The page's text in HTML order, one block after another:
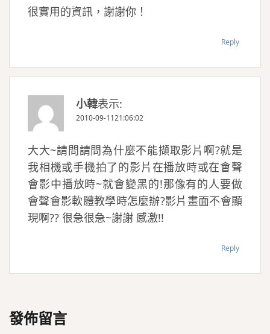
很實用的資訊，謝謝你！
Reply
小韓表示:
2010-09-1121:06:02
大大~請問請問為什麼不能擷取影片啊?就是
我相機或手機拍了的影片在播放時或在會聲
會影中播放時~就會變黑的!那像有的人要做
會聲會影軟體教學時怎麼辦?影片畫面不會顯
現啊?? 很急很急~謝謝 感激!!
Reply
發佈留言